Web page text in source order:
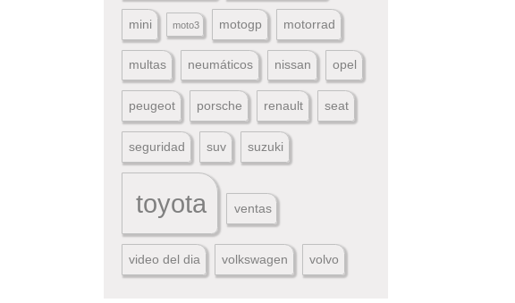
mini moto3 motogp motorrad
multas neumáticos nissan opel
peugeot porsche renault seat
seguridad suv suzuki
toyota ventas
video del dia volkswagen volvo